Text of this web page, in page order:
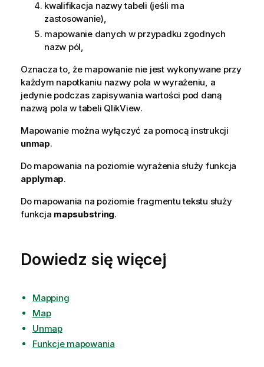
kwalifikacja nazwy tabeli (jeśli ma
zastosowanie),
mapowanie danych w przypadku zgodnych
nazw pól,
Oznacza to, że mapowanie nie jest wykonywane przy
każdym napotkaniu nazwy pola w wyrażeniu, a
jedynie podczas zapisywania wartości pod daną
nazwą pola w tabeli QlikView.
Mapowanie można wyłączyć za pomocą instrukcji
unmap.
Do mapowania na poziomie wyrażenia służy funkcja
applymap.
Do mapowania na poziomie fragmentu tekstu służy
funkcja mapsubstring.
Dowiedz się więcej
Mapping
Map
Unmap
Funkcje mapowania